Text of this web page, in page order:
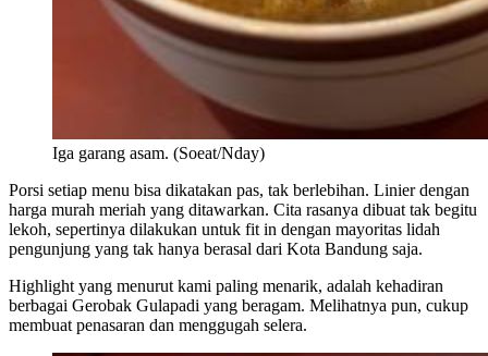
Iga garang asam. (Soeat/Nday)
Porsi setiap menu bisa dikatakan pas, tak berlebihan. Linier dengan
harga murah meriah yang ditawarkan. Cita rasanya dibuat tak begitu
lekoh, sepertinya dilakukan untuk fit in dengan mayoritas lidah
pengunjung yang tak hanya berasal dari Kota Bandung saja.
Highlight yang menurut kami paling menarik, adalah kehadiran
berbagai Gerobak Gulapadi yang beragam. Melihatnya pun, cukup
membuat penasaran dan menggugah selera.